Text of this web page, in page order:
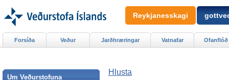
Hlusta
Forsíða Veður Jarðhræringar Vatnafar Ofanflóð
Um Veðurstofuna
Reykjanesskagi